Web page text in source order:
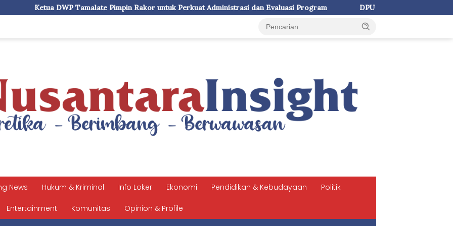
Tamalate Pimpin Rakor untuk Perkuat Administrasi dan Evaluasi Program DPU Makassar Rekonstruksi Rigid Pavement di
News Hukum & Kriminal Info Loker Ekonomi Pendidikan & Kebudayaan Politik
Entertainment Komunitas Opinion & Profile